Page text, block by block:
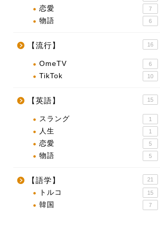
恋愛 7
物語 6
【流行】 16
OmeTV 6
TikTok 10
【英語】 15
スラング 1
人生 1
恋愛 5
物語 5
【語学】 21
トルコ 15
韓国 7